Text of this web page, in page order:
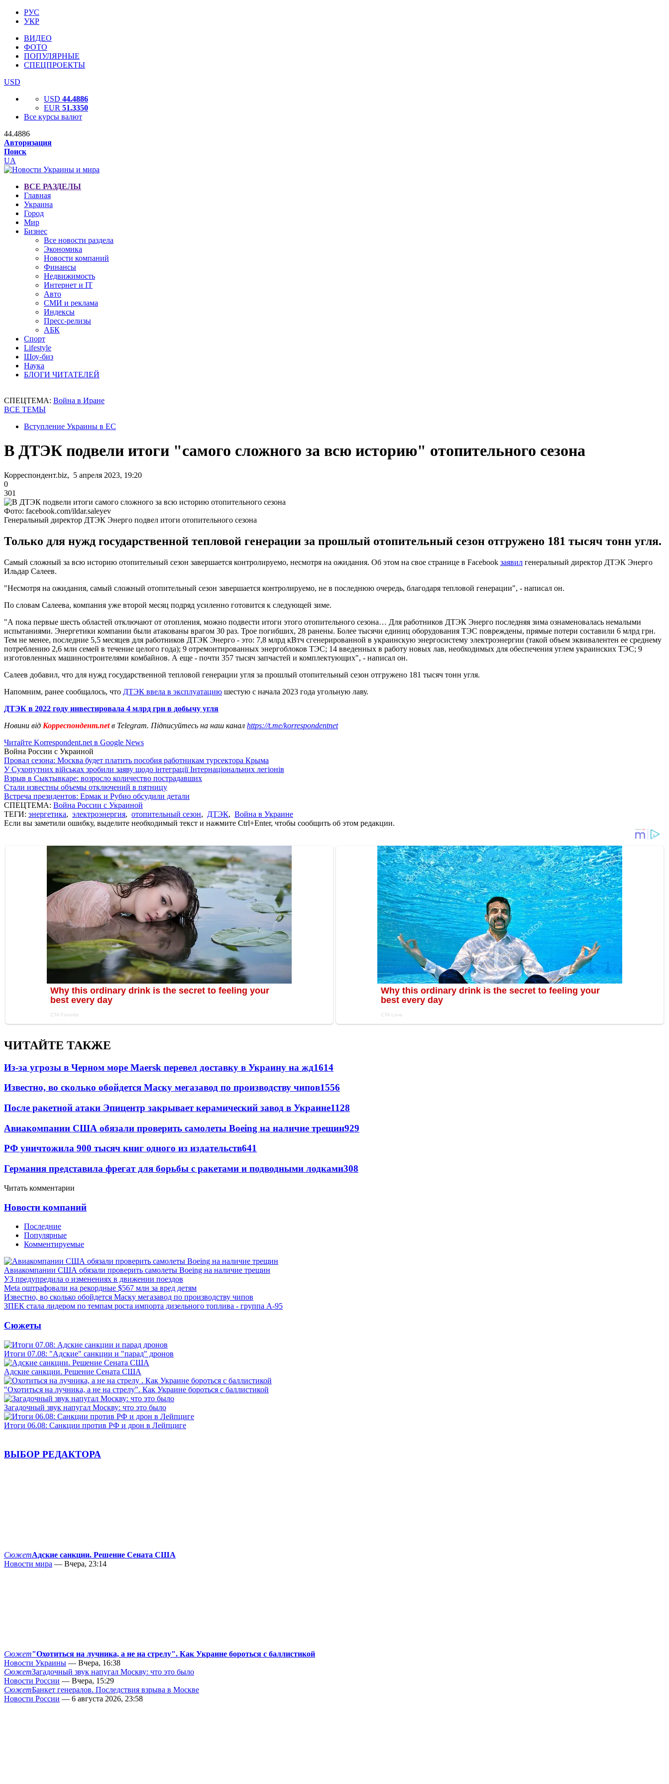
РУС
УКР
ВИДЕО
ФОТО
ПОПУЛЯРНЫЕ
СПЕЦПРОЕКТЫ
USD
USD 44.4886
EUR 51.3350
Все курсы валют
44.4886
Авторизация
Поиск
UA
ВСЕ РАЗДЕЛЫ
Главная
Украина
Город
Мир
Бизнес
Все новости раздела
Экономика
Новости компаний
Финансы
Недвижимость
Интернет и IT
Авто
СМИ и реклама
Индексы
Пресс-релизы
АБК
Спорт
Lifestyle
Шоу-биз
Наука
БЛОГИ ЧИТАТЕЛЕЙ
СПЕЦТЕМА: Война в Иране
ВСЕ ТЕМЫ
Вступление Украины в ЕС
В ДТЭК подвели итоги "самого сложного за всю историю" отопительного сезона
Корреспондент.biz, 5 апреля 2023, 19:20
0
301
Фото: facebook.com/ildar.saleyev
Генеральный директор ДТЭК Энерго подвел итоги отопительного сезона
Только для нужд государственной тепловой генерации за прошлый отопительный сезон отгружено 181 тысяч тонн угля.
Самый сложный за всю историю отопительный сезон завершается контролируемо, несмотря на ожидания. Об этом на свое странице в Facebook заявил генеральный директор ДТЭК Энерго
Ильдар Салеев.
"Несмотря на ожидания, самый сложный отопительный сезон завершается контролируемо, не в последнюю очередь, благодаря тепловой генерации", - написал он.
По словам Салеева, компания уже второй месяц подряд усиленно готовится к следующей зиме.
"А пока первые шесть областей отключают от отопления, можно подвести итоги этого отопительного сезона… Для работников ДТЭК Энерго последняя зима ознаменовалась немалыми
испытаниями. Энергетики компании были атакованы врагом 30 раз. Трое погибших, 28 ранены. Более тысячи единиц оборудования ТЭС повреждены, прямые потери составили 6 млрд грн.
Тем не менее, последние 5,5 месяцев для работников ДТЭК Энерго - это: 7,8 млрд кВтч сгенерированной в украинскую энергосистему электроэнергии (такой объем эквивалентен ее среднему
потреблению 2,6 млн семей в течение целого года); 9 отремонтированных энергоблоков ТЭС; 14 введенных в работу новых лав, необходимых для обеспечения углем украинских ТЭС; 9
изготовленных машиностроителями комбайнов. А еще - почти 357 тысяч запчастей и комплектующих", - написал он.
Салеев добавил, что для нужд государственной тепловой генерации угля за прошлый отопительный сезон отгружено 181 тысяч тонн угля.
Напомним, ранее сообщалось, что ДТЭК ввела в эксплуатацию шестую с начала 2023 года угольную лаву.
ДТЭК в 2022 году инвестировала 4 млрд грн в добычу угля
Новини від Корреспондент.netв Telegram. Підписуйтесь на наш канал https://t.me/korrespondentnet
Читайте Korrespondent.net в Google News
Война России с Украиной
Провал сезона: Москва будет платить пособия работникам турсектора Крыма
У Сухопутних військах зробили заяву щодо інтеграції Інтернаціональних легіонів
Взрыв в Сыктывкаре: возросло количество пострадавших
Стали известны объемы отключений в пятницу
Встреча президентов: Ермак и Рубио обсудили детали
СПЕЦТЕМА: Война России с Украиной
ТЕГИ: энергетика, электроэнергия, отопительный сезон, ДТЭК, Война в Украине
Если вы заметили ошибку, выделите необходимый текст и нажмите Ctrl+Enter, чтобы сообщить об этом редакции.
ЧИТАЙТЕ ТАКЖЕ
Из-за угрозы в Черном море Maersk перевел доставку в Украину на жд1614
Известно, во сколько обойдется Маску мегазавод по производству чипов1556
После ракетной атаки Эпицентр закрывает керамический завод в Украине1128
Авиакомпании США обязали проверить самолеты Boeing на наличие трещин929
РФ уничтожила 900 тысяч книг одного из издательств641
Германия представила фрегат для борьбы с ракетами и подводными лодками308
Читать комментарии
Новости компаний
Последние
Популярные
Комментируемые
Авиакомпании США обязали проверить самолеты Boeing на наличие трещин
УЗ предупредила о изменениях в движении поездов
Meta оштрафовали на рекордные $567 млн за вред детям
Известно, во сколько обойдется Маску мегазавод по производству чипов
ЗПЕК стала лидером по темпам роста импорта дизельного топлива - группа А-95
Сюжеты
Итоги 07.08: "Адские" санкции и "парад" дронов
Адские санкции. Решение Сената США
"Охотиться на лучника, а не на стрелу". Как Украине бороться с баллистикой
Загадочный звук напугал Москву: что это было
Итоги 06.08: Санкции против РФ и дрон в Лейпциге
ВЫБОР РЕДАКТОРА
СюжетАдские санкции. Решение Сената США
Новости мира — Вчера, 23:14
Сюжет"Охотиться на лучника, а не на стрелу". Как Украине бороться с баллистикой
Новости Украины — Вчера, 16:38
СюжетЗагадочный звук напугал Москву: что это было
Новости России — Вчера, 15:29
СюжетБанкет генералов. Последствия взрыва в Москве
Новости России — 6 августа 2026, 23:58